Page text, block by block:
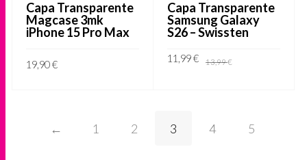
Capa Transparente
Magcase 3mk
iPhone 15 Pro Max
19,90€
Capa Transparente
Samsung Galaxy
S26 – Swissten
13,99€
11,99€
← 1 2 3 4 5